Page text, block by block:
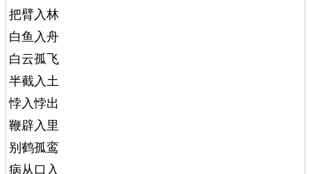
把臂入林
白鱼入舟
白云孤飞
半截入土
悖入悖出
鞭辟入里
别鹤孤鸾
病从口入